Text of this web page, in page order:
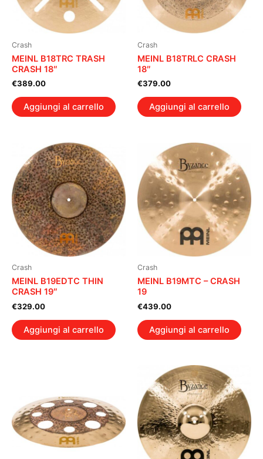
Crash
MEINL B18TRC TRASH
CRASH 18″
€389.00
Aggiungi al carrello
Crash
MEINL B18TRLC CRASH
18″
€379.00
Aggiungi al carrello
Crash
MEINL B19EDTC THIN
CRASH 19″
€329.00
Aggiungi al carrello
Crash
MEINL B19MTC – CRASH
19
€439.00
Aggiungi al carrello